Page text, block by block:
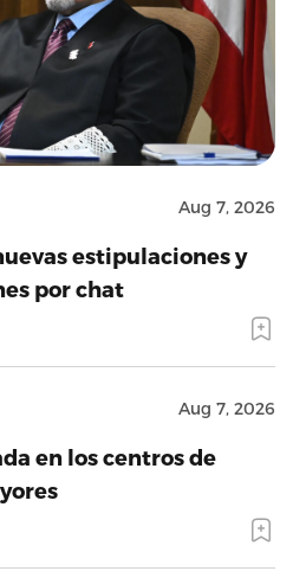
Aug 7, 2026
estipulaciones y
por chat
Aug 7, 2026
en los centros de